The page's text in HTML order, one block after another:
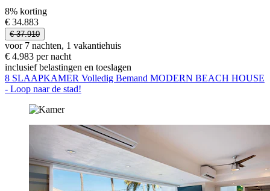
8% korting
€ 34.883
€ 37.910
voor 7 nachten, 1 vakantiehuis
€ 4.983 per nacht
inclusief belastingen en toeslagen
8 SLAAPKAMER Volledig Bemand MODERN BEACH HOUSE
- Loop naar de stad!